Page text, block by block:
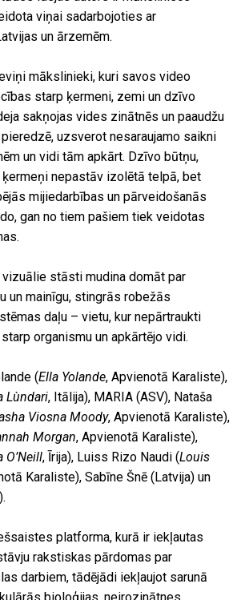
viņai sadarbojoties ar
un ārzemēm.
mākslinieki, kuri savos video
starp ķermeni, zemi un dzīvo
sakņojas vides zinātnēs un paaudžu
uzsverot nesaraujamo saikni
un vidi tām apkārt. Dzīvo būtņu,
nepastāv izolētā telpā, bet
mijiedarbības un pārveidošanās
gan no tiem pašiem tiek veidotas
stāsti mudina domāt par
un mainīgu, stingrās robežās
daļu – vietu, kur nepārtraukti
organismu un apkārtējo vidi.
(Ella Yolande, Apvienotā Karaliste),
Lùndari, Itālija), MARIA (ASV), Nataša
Viosna Moody, Apvienotā Karaliste),
Morgan, Apvienotā Karaliste),
O’Neill, Īrija), Luiss Rizo Naudi (Louis
Karaliste), Sabīne Šnē (Latvija) un
platforma, kurā ir iekļautas
rakstiskas pārdomas par
darbiem, tādējādi iekļaujot sarunā
bioloģijas, neirozinātnes,